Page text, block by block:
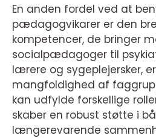
En anden fordel ved at
pædagogvikarer er den
kompetencer, de bringer
socialpædagoger til
lærere og sygeplejersker,
mangfoldighed af
kan udfylde forskellige
skaber en robust støtte i
længerevarende